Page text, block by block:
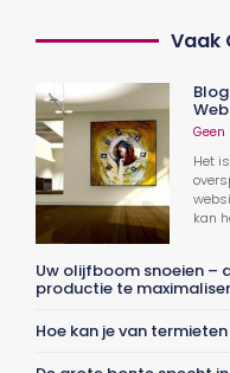
Vaak
Geen
Het
kan
Uw olijfboom snoeien –
productie te
Hoe kan je van